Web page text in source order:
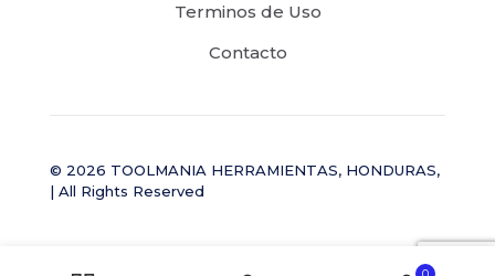
Terminos de Uso
Contacto
© 2026 TOOLMANIA HERRAMIENTAS, HONDURAS,
| All Rights Reserved